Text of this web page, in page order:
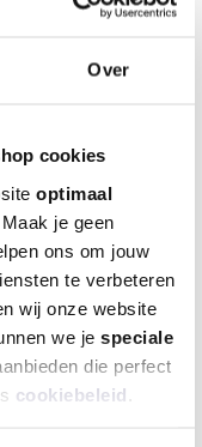
Over
cookies
optimaal
je geen
ons om jouw
te verbeteren
wij onze website
we je speciale
die perfect
cookiebeleid
die geschikt
en
kunt werken.
van
bent naar
een bepaalde